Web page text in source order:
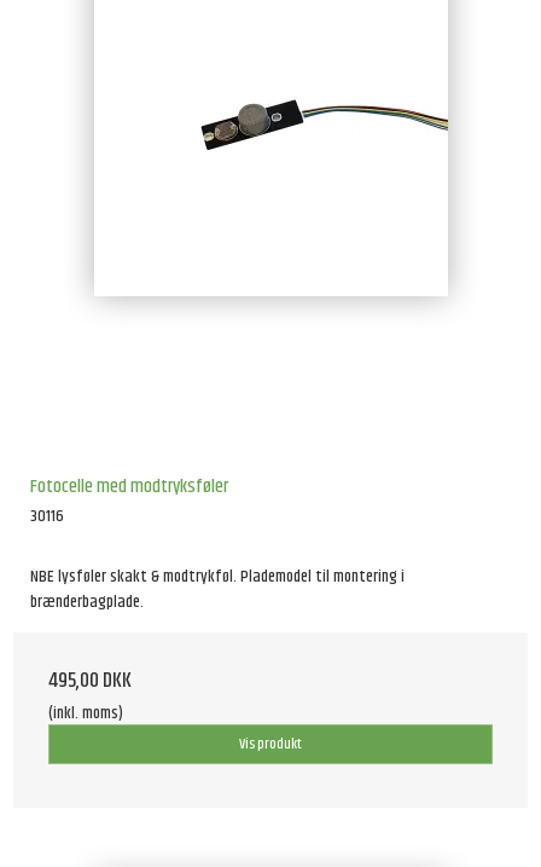
Fotocelle med modtryksføler
30116
NBE lysføler skakt & modtrykføl. Plademodel til montering i
brænderbagplade.
495,00 DKK
(inkl. moms)
Vis produkt